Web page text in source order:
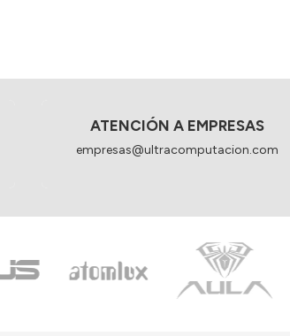
ATENCIÓN A EMPRESAS
empresas@ultracomputacion.com